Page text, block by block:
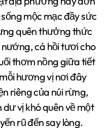
mộc mạc đầy sức
quên thưởng thức
cá hồi tươi cho
thơm nồng giữa tiết
hương vị nơi đây
riêng của núi rừng,
vị khó quên về một
rũ đến say lòng.